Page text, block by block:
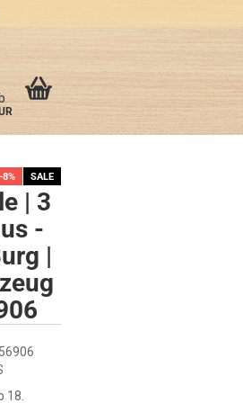
-8% SALE
| 3
-
|
18.